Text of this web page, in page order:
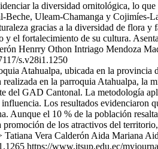
la diversidad ornitológica, lo que
Beche, Uleam-Chamanga y
gracias a la diversidad de flora y
el fortalecimiento de su cultura.
Henrry Othon Intriago Mendoza
s.v28i1.1250
Atahualpa, ubicada en la provincia
en la parroquia Atahualpa, la
del GAD Cantonal. La metodología
Los resultados evidenciaron
Aunque el 10 % de la población
de los atractivos del
Tatiana Vera Calderón Aida Mariana
https://www.itsup.edu.ec/